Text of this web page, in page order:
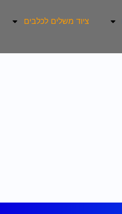
ציוד משלים לכלבים